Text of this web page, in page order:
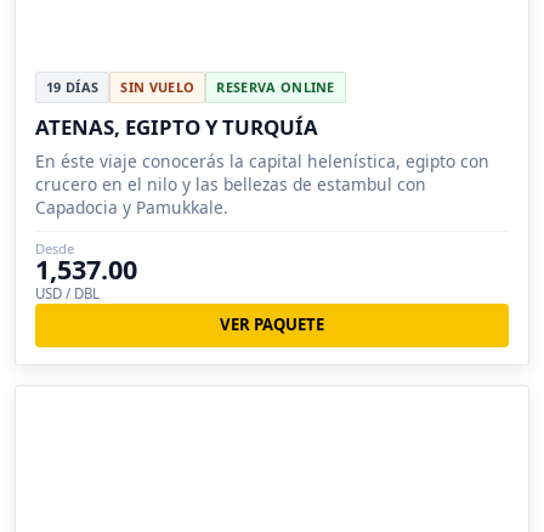
19 DÍAS SIN VUELO RESERVA ONLINE
ATENAS, EGIPTO Y TURQUÍA
En éste viaje conocerás la capital helenística, egipto con
crucero en el nilo y las bellezas de estambul con
Capadocia y Pamukkale.
Desde
1,537.00
USD / DBL
VER PAQUETE